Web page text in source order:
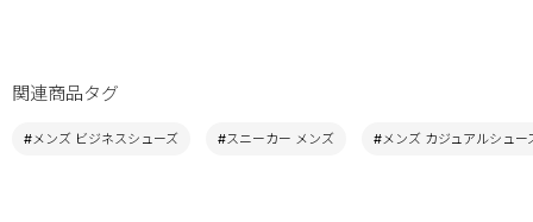
関連商品タグ
#メンズ ビジネスシューズ #スニーカー メンズ #メンズ カジュアルシュー